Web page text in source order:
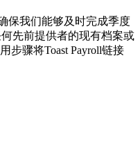
保我们能够及时完成季度
先前提供者的现有档案或
步骤将Toast Payroll链接